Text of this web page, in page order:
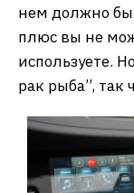
нем должно
плюс вы не
используете.
рак рыба”, так